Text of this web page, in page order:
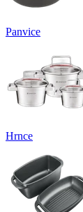
Panvice
Hrnce